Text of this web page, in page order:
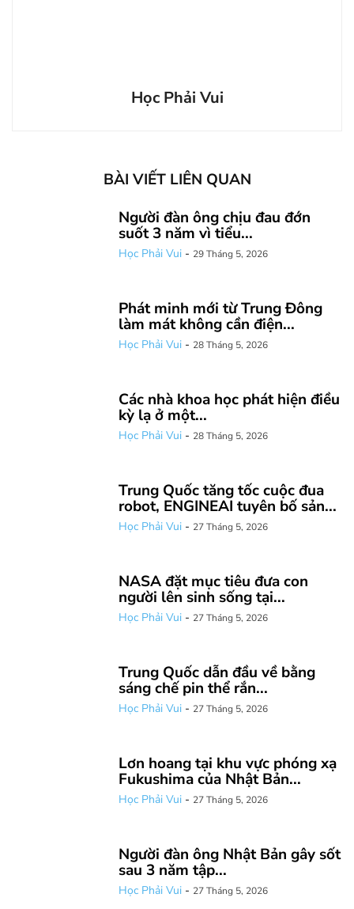
Học Phải Vui
BÀI VIẾT LIÊN QUAN
Người đàn ông chịu đau đớn
suốt 3 năm vì tiểu...
Học Phải Vui - 29 Tháng 5, 2026
Phát minh mới từ Trung Đông
làm mát không cần điện...
Học Phải Vui - 28 Tháng 5, 2026
Các nhà khoa học phát hiện điều
kỳ lạ ở một...
Học Phải Vui - 28 Tháng 5, 2026
Trung Quốc tăng tốc cuộc đua
robot, ENGINEAI tuyên bố sản...
Học Phải Vui - 27 Tháng 5, 2026
NASA đặt mục tiêu đưa con
người lên sinh sống tại...
Học Phải Vui - 27 Tháng 5, 2026
Trung Quốc dẫn đầu về bằng
sáng chế pin thể rắn...
Học Phải Vui - 27 Tháng 5, 2026
Lơn hoang tại khu vực phóng xạ
Fukushima của Nhật Bản...
Học Phải Vui - 27 Tháng 5, 2026
Người đàn ông Nhật Bản gây sốt
sau 3 năm tập...
Học Phải Vui - 27 Tháng 5, 2026